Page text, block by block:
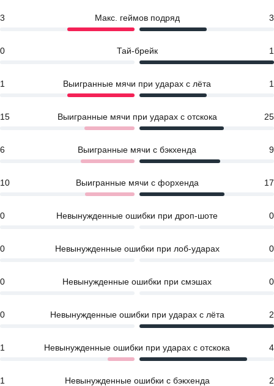
3 Макс. геймов подряд 3
0 Тай-брейк 1
1 Выигранные мячи при ударах с лёта 1
15 Выигранные мячи при ударах с отскока 25
6 Выигранные мячи с бэкхенда 9
10 Выигранные мячи с форхенда 17
0 Невынужденные ошибки при дроп-шоте 0
0 Невынужденные ошибки при лоб-ударах 0
0 Невынужденные ошибки при смэшах 0
0 Невынужденные ошибки при ударах с лёта 2
1 Невынужденные ошибки при ударах с отскока 4
1 Невынужденные ошибки с бэкхенда 2